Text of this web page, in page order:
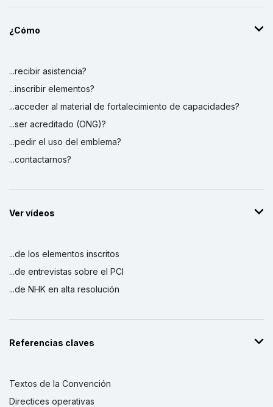
¿Cómo
...recibir asistencia?
...inscribir elementos?
...acceder al material de fortalecimiento de capacidades?
...ser acreditado (ONG)?
...pedir el uso del emblema?
...contactarnos?
Ver vídeos
...de los elementos inscritos
...de entrevistas sobre el PCI
...de NHK en alta resolución
Referencias claves
Textos de la Convención
Directices operativas